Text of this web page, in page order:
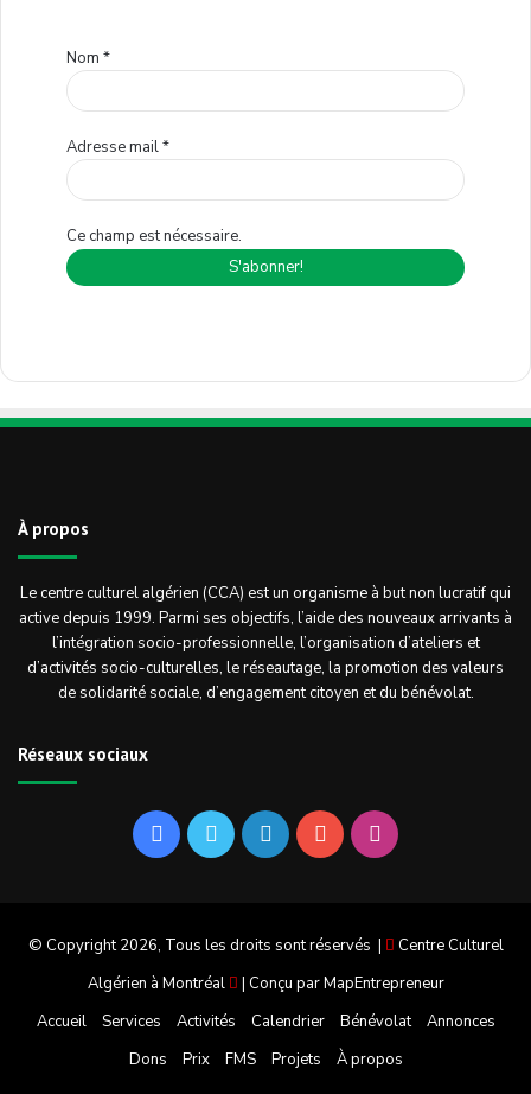
Nom *
Adresse mail*
Ce champ est nécessaire.
À propos
Le centre culturel algérien (CCA) est un organisme à but non lucratif qui
active depuis 1999. Parmi ses objectifs, l’aide des nouveaux arrivants à
l’intégration socio-professionnelle, l’organisation d’ateliers et
d’activités socio-culturelles, le réseautage, la promotion des valeurs
de solidarité sociale, d’engagement citoyen et du bénévolat.
Réseaux sociaux
FacebookTwitterLinkedinYouTubeInstagram
© Copyright 2026, Tous les droits sont réservés |
Centre Culturel
Algérien à Montréal
| Conçu parMapEntrepreneur
Accueil
Services Activités Calendrier Bénévolat
Annonces
Dons
Prix FMS Projets À propos